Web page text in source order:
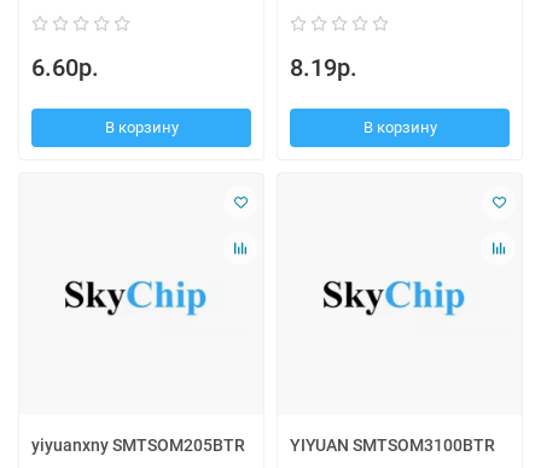
6.60р.
В корзину
8.19р.
В корзину
yiyuanxny SMTSOM205BTR YIYUAN SMTSOM3100BTR